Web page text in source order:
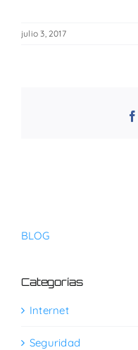
julio 3, 2017
BLOG
Categorías
Internet
Seguridad